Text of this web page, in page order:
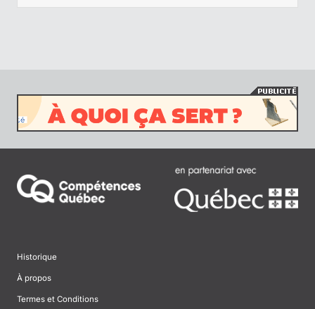
Historique
À propos
Termes et Conditions